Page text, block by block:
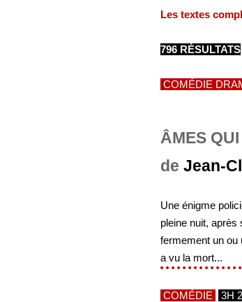
Les textes
796 RÉSULTATS
COMÉDIE
ÂMES
de Jean-
Une énigme
pleine nuit, après
fermement un ou
a vu la mort...
COMÉDIE 3H